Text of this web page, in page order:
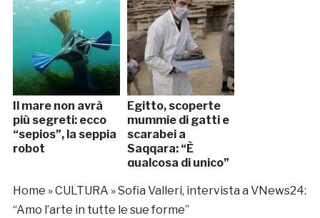
Il mare non avrà
più segreti: ecco
“sepios”, la seppia
robot
Egitto, scoperte
mummie di gatti e
scarabei a
Saqqara: “È
qualcosa di unico”
Home »CULTURA »Sofia Valleri, intervista a VNews24:
“Amo l’arte in tutte le sue forme”